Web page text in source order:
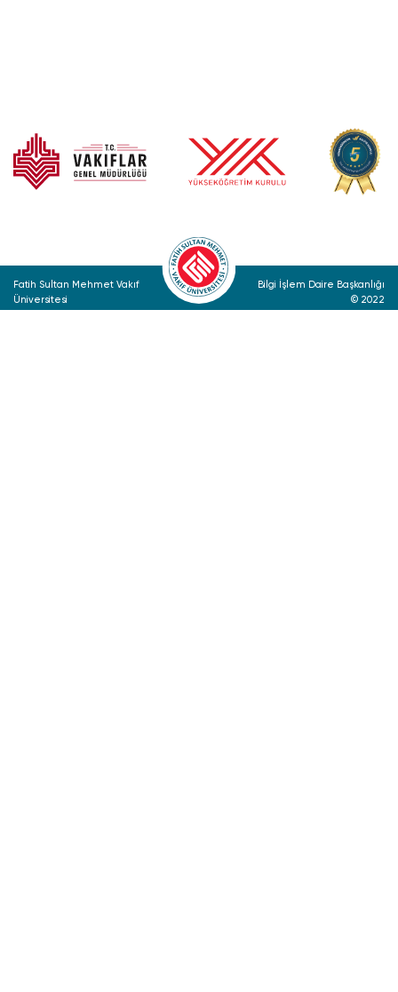
Fatih Sultan Mehmet Vakıf
Üniversitesi
Bilgi İşlem Daire Başkanlığı
© 2022